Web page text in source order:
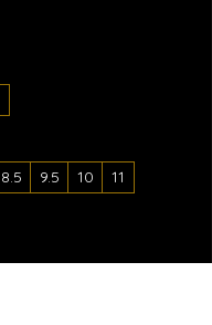
8.5 9.5 10
11